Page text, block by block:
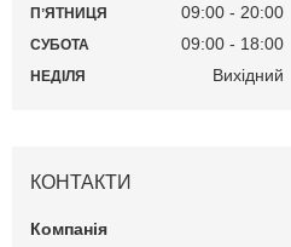
ПʼЯТНИЦЯ 09:00 20:00
СУБОТА 09:00 18:00
НЕДІЛЯ Вихідний
КОНТАКТИ